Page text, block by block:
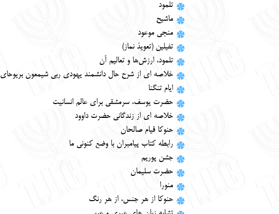
تلمود
ماشیح
منجی موعود
تفیلین (تعویذ نماز)
تلمود، ارزش‌ها و تعالیم آن
خلاصه ای از شرح حال دانشمند یهودی ربی شیمعون بریوحای
ایام تنگنا
حضرت یوسف، سرمشقی برای عالم انسانیت
خلاصه ای از زندگانی حضرت داوود
حنوکا قیام صالحان
رابطه کتاب پیامبران با وضع کنونی ما
جشن پوریم
حضرت سلیمان
منورا
حنوکا از هر جنس، از هر رنگ